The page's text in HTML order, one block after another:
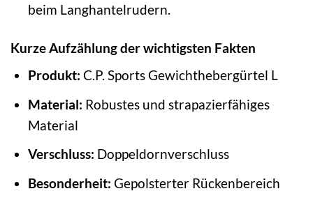
beim Langhantelrudern.
Kurze Aufzählung der wichtigsten Fakten
Produkt: C.P. Sports Gewichthebergürtel L
Material: Robustes und strapazierfähiges
Material
Verschluss: Doppeldornverschluss
Besonderheit: Gepolsterter Rückenbereich